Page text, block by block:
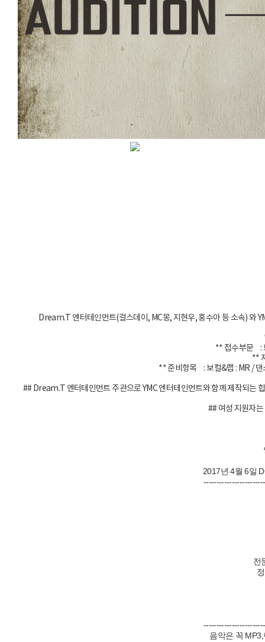
Dream.T 엔터테인먼트(걸스데이, MC몽, 지현우, 홍수아 등 소속) 와
** 접수부문 :
**
** 준비항목 : 보컬&랩 : MR / 댄
## Dream.T 엔터테인먼트 주관으로 YMC 엔터테인먼트와 함께 제작되는
## 여성 지원자
2017년 4월 6일
전
정
음악은 꼭